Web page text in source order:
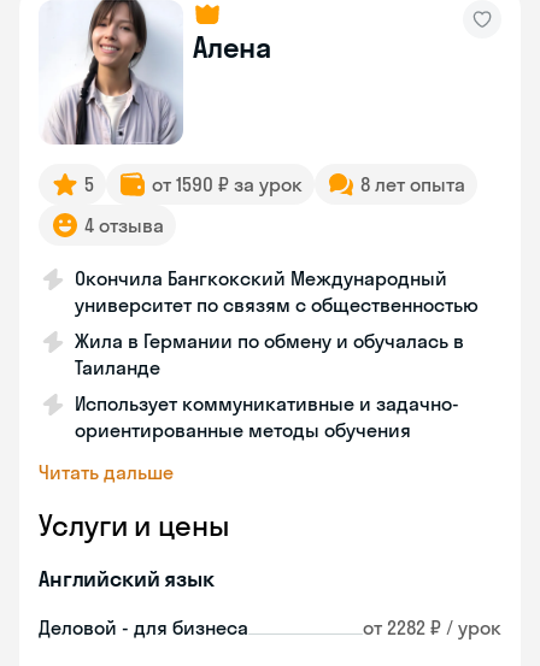
Алена
5 от 1590 ₽ за урок
8 лет опыта
4 отзыва
Окончила Бангкокский Международный
университет по связям с общественностью
Жила в Германии по обмену и обучалась в
Таиланде
Использует коммуникативные и задачно-
ориентированные методы обучения
Читать дальше
Услуги и цены
Английский язык
Деловой - для бизнеса от 2282 ₽ / урок